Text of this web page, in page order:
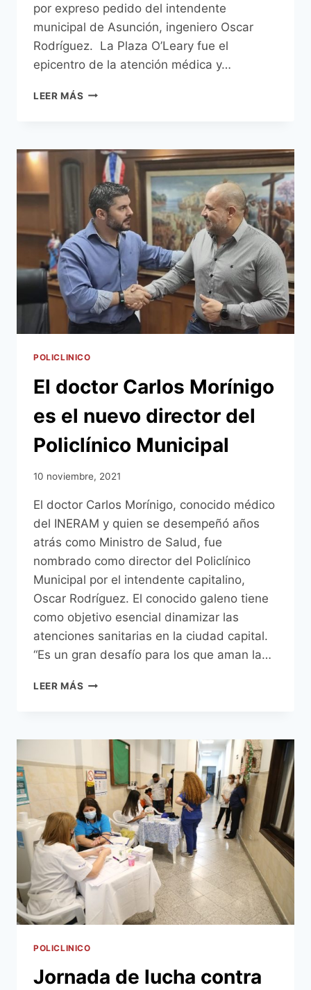
por expreso pedido del intendente
municipal de Asunción, ingeniero Oscar
Rodríguez. La Plaza O’Leary fue el
epicentro de la atención médica y…
LEER MÁS MUNICIPALIDAD
A
CAMPESINOS
INDÍGENAS
EN
LA
PLAZA
JUAN
E.
O’LEARY
POLICLINICO
El doctor Carlos Morínigo
es el nuevo director del
Policlínico Municipal
10 noviembre, 2021
El doctor Carlos Morínigo, conocido médico
del INERAM y quien se desempeñó años
atrás como Ministro de Salud, fue
nombrado como director del Policlínico
Municipal por el intendente capitalino,
Oscar Rodríguez. El conocido galeno tiene
como objetivo esencial dinamizar las
atenciones sanitarias en la ciudad capital.
“Es un gran desafío para los que aman la…
LEER MÁS
ES
NUEVO
DIRECTOR
DEL
POLICLÍNICO
MUNICIPAL
POLICLINICO
Jornada de lucha contra